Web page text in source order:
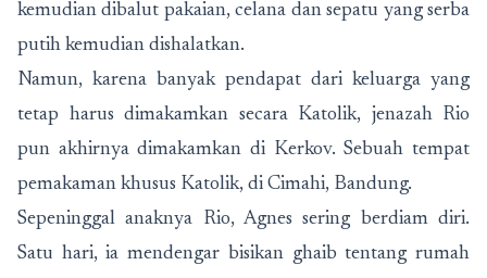
kemudian dibalut pakaian, celana dan sepatu yang serba
putih kemudian dishalatkan.
Namun, karena banyak pendapat dari keluarga yang
tetap harus dimakamkan secara Katolik, jenazah Rio
pun akhirnya dimakamkan di Kerkov. Sebuah tempat
pemakaman khusus Katolik, di Cimahi, Bandung.
Sepeninggal anaknya Rio, Agnes sering berdiam diri.
Satu hari, ia mendengar bisikan ghaib tentang rumah